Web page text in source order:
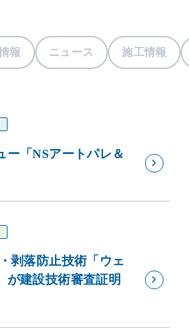
報 ニュース 施工情報
ー「NSアートパレ＆
剥落防止技術「ウェ
が建設技術審査証明